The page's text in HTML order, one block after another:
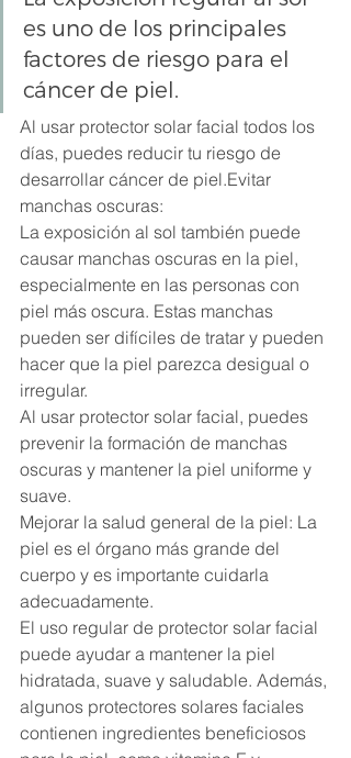
es uno de los principales
factores de riesgo para el
cáncer de piel.
Al usar protector solar facial todos los
días, puedes reducir tu riesgo de
desarrollar cáncer de piel.Evitar
manchas oscuras:
La exposición al sol también puede
causar manchas oscuras en la piel,
especialmente en las personas con
piel más oscura. Estas manchas
pueden ser difíciles de tratar y pueden
hacer que la piel parezca desigual o
irregular.
Al usar protector solar facial, puedes
prevenir la formación de manchas
oscuras y mantener la piel uniforme y
suave.
Mejorar la salud general de la piel: La
piel es el órgano más grande del
cuerpo y es importante cuidarla
adecuadamente.
El uso regular de protector solar facial
puede ayudar a mantener la piel
hidratada, suave y saludable. Además,
algunos protectores solares faciales
contienen ingredientes beneficiosos